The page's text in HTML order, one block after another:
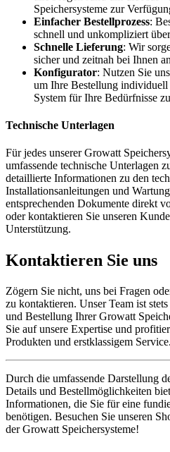
Speichersysteme zur
Einfacher Bestellprozess:
schnell und unkompliziert
Schnelle Lieferung: Wir
sicher und zeitnah bei Ihnen
Konfigurator: Nutzen Sie
um Ihre Bestellung individuell
System für Ihre Bedürfnisse
Technische Unterlagen
Für jedes unserer Growatt
umfassende technische Unterlagen
detaillierte Informationen zu den
Installationsanleitungen und
entsprechenden Dokumente direkt
oder kontaktieren Sie unseren
Unterstützung.
Kontaktieren Sie uns
Zögern Sie nicht, uns bei Fragen
zu kontaktieren. Unser Team ist
und Bestellung Ihrer Growatt
Sie auf unsere Expertise und
Produkten und erstklassigem Service.
Durch die umfassende Darstellung
Details und Bestellmöglichkeiten
Informationen, die Sie für eine
benötigen. Besuchen Sie unseren
der Growatt Speichersysteme!